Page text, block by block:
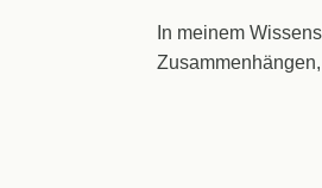
In meinem